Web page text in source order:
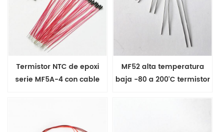
Termistor NTC de epoxi
serie MF5A-4 con cable
MF52 alta temperatura
baja -80 a 200'C termistor